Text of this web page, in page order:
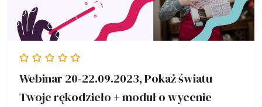
Webinar 20-22.09.2023, Pokaż światu
Twoje rękodzieło + moduł o wycenie